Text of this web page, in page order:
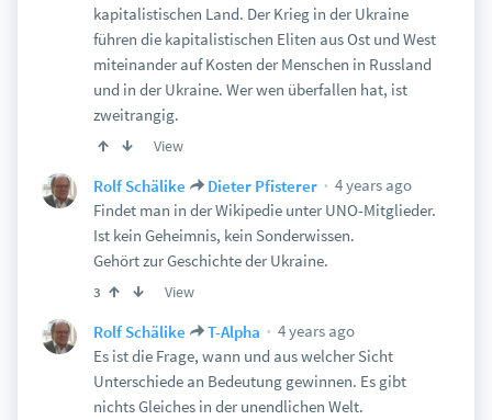
kapitalistischen Land. Der Krieg in der Ukraine
führen die kapitalistischen Eliten aus Ost und West
miteinander auf Kosten der Menschen in Russland
und in der Ukraine. Wer wen überfallen hat, ist
zweitrangig.
View
Rolf Schälike Dieter Pfisterer
4 years ago
Findet man in der Wikipedie unter UNO-Mitglieder.
Ist kein Geheimnis, kein Sonderwissen.
Gehört zur Geschichte der Ukraine.
3 View
Rolf Schälike T-Alpha
4 years ago
Es ist die Frage, wann und aus welcher Sicht
Unterschiede an Bedeutung gewinnen. Es gibt
nichts Gleiches in der unendlichen Welt.